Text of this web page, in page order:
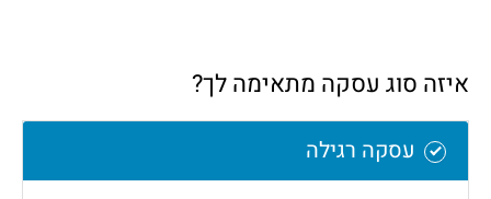
איזה סוג עסקה מתאימה לך?
עסקה רגילה